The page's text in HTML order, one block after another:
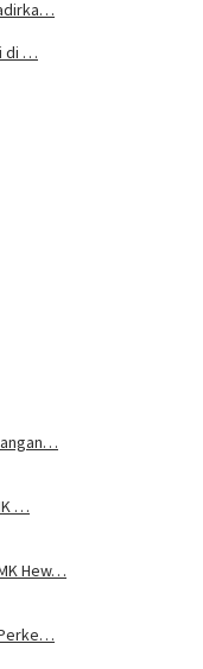
di …
…
Hew…